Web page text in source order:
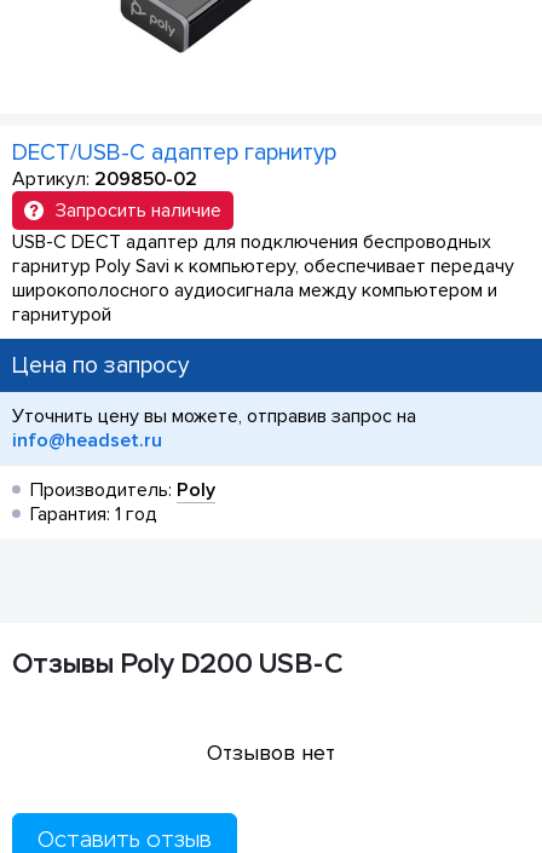
DECT/USB-C адаптер гарнитур
Артикул: 209850-02
Запросить наличие
USB-C DECT адаптер для подключения беспроводных
гарнитур Poly Savi к компьютеру, обеспечивает передачу
широкополосного аудиосигнала между компьютером и
гарнитурой
Цена по запросу
Уточнить цену вы можете, отправив запрос на
info@headset.ru
Производитель: Poly
Гарантия: 1 год
Отзывы Poly D200 USB-C
Отзывов нет
Оставить отзыв